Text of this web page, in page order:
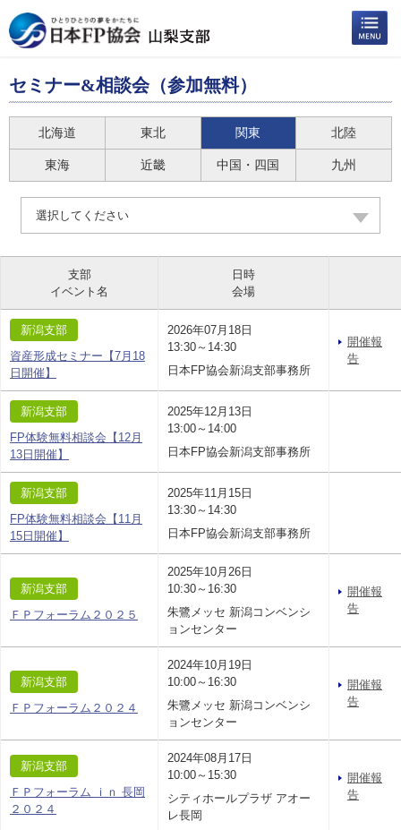
セミナー&相談会（参加無料）
北海道 東北 関東 北陸
東海 近畿 中国・四国 九州
選択してください
支部
イベント名
日時
会場
新潟支部
資産形成セミナー【7月18
日開催】
2026年07月18日
13:30～14:30
日本FP協会新潟支部事務所
開催報
告
新潟支部
FP体験無料相談会【12月
13日開催】
2025年12月13日
13:00～14:00
日本FP協会新潟支部事務所
新潟支部
FP体験無料相談会【11月
15日開催】
2025年11月15日
13:30～14:30
日本FP協会新潟支部事務所
新潟支部
ＦＰフォーラム２０２５
2025年10月26日
10:30～16:30
朱鷺メッセ 新潟コンベンシ
ョンセンター
開催報
告
新潟支部
ＦＰフォーラム２０２４
2024年10月19日
10:00～16:30
朱鷺メッセ 新潟コンベンシ
ョンセンター
開催報
告
新潟支部
ＦＰフォーラム ｉｎ 長岡
２０２４
2024年08月17日
10:00～15:30
シティホールプラザ アオー
レ長岡
開催報
告